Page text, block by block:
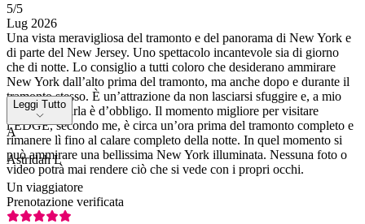
5/5
Lug 2026
Una vista meravigliosa del tramonto e del panorama di New York e
di parte del New Jersey. Uno spettacolo incantevole sia di giorno
che di notte. Lo consiglio a tutti coloro che desiderano ammirare
New York dall’alto prima del tramonto, ma anche dopo e durante il
tramonto stesso. È un’attrazione da non lasciarsi sfuggire e, a mio
avviso, visitarla è d’obbligo. Il momento migliore per visitare
l’EDGE, secondo me, è circa un’ora prima del tramonto completo e
rimanere lì fino al calare completo della notte. In quel momento si
può ammirare una bellissima New York illuminata. Nessuna foto o
video potrà mai rendere ciò che si vede con i propri occhi.
Leggi Tutto
A
Astridah L
Un viaggiatore
Prenotazione verificata